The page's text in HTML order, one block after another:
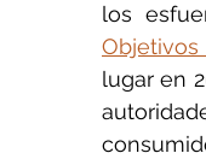
los
lugar en